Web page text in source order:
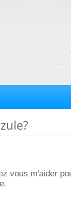
vous m'aider